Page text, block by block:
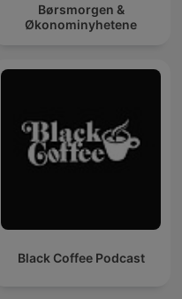
Børsmorgen &
Økonominyhetene
Black Coffee Podcast